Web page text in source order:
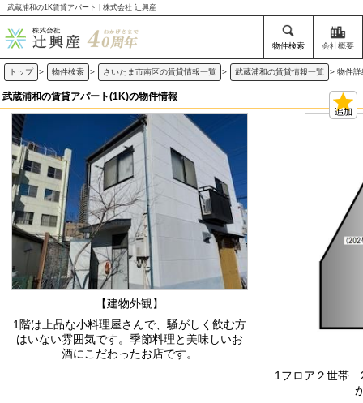
武蔵浦和の1K賃貸アパート | 株式会社 辻興産
物件検索 会社概要
トップ > 物件検索 > さいたま市南区の賃貸情報一覧 > 武蔵浦和の賃貸情報一覧 > 物件詳
武蔵浦和の賃貸アパート(1K)の物件情報
【建物外観】
1階は上品な小料理屋さんで、騒がしく飲む方
はいない雰囲気です。季節料理と美味しいお
酒にこだわったお店です。
1フロア２世帯